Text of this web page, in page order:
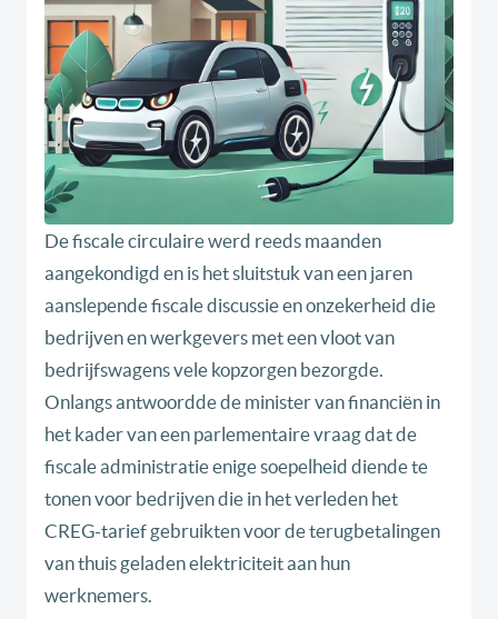
De fiscale circulaire werd reeds maanden
aangekondigd en is het sluitstuk van een jaren
aanslepende fiscale discussie en onzekerheid die
bedrijven en werkgevers met een vloot van
bedrijfswagens vele kopzorgen bezorgde.
Onlangs antwoordde de minister van financiën in
het kader van een parlementaire vraag dat de
fiscale administratie enige soepelheid diende te
tonen voor bedrijven die in het verleden het
CREG-tarief gebruikten voor de terugbetalingen
van thuis geladen elektriciteit aan hun
werknemers.